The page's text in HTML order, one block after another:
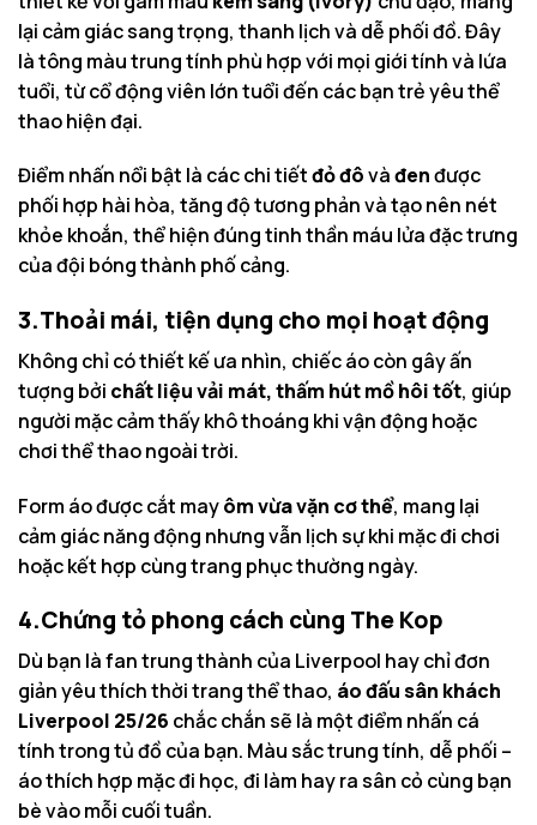
lại cảm giác sang trọng, thanh lịch và dễ phối đồ. Đây
là tông màu trung tính phù hợp với mọi giới tính và lứa
tuổi, từ cổ động viên lớn tuổi đến các bạn trẻ yêu thể
thao hiện đại.
Điểm nhấn nổi bật là các chi tiếtđỏ đôvàđenđược
phối hợp hài hòa, tăng độ tương phản và tạo nên nét
khỏe khoắn, thể hiện đúng tinh thần máu lửa đặc trưng
của đội bóng thành phố cảng.
3.Thoải mái, tiện dụng cho mọi hoạt động
Không chỉ có thiết kế ưa nhìn, chiếc áo còn gây ấn
tượng bởi chất liệu vải mát, thấm hút mồ hôi tốt, giúp
người mặc cảm thấy khô thoáng khi vận động hoặc
chơi thể thao ngoài trời.
Form áo được cắt mayôm vừa vặn cơ thể, mang lại
cảm giác năng động nhưng vẫn lịch sự khi mặc đi chơi
hoặc kết hợp cùng trang phục thường ngày.
4.Chứng tỏ phong cách cùng The Kop
Dù bạn là fan trung thành của Liverpool hay chỉ đơn
giản yêu thích thời trang thể thao, áo đấu sân khách
Liverpool 25/26 chắc chắn sẽ là một điểm nhấn cá
tính trong tủ đồ của bạn. Màu sắc trung tính, dễ phối –
áo thích hợp mặc đi học, đi làm hay ra sân cỏ cùng bạn
bè vào mỗi cuối tuần.